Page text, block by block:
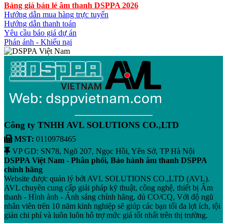
Bảng giá bán lẻ âm thanh DSPPA 2026
Hướng dẫn mua hàng trực tuyến
Hướng dẫn thanh toán
Yêu cầu báo giá dự án
Phán ánh - Khiếu nại
Công ty TNHH AVL SOLUTIONS CO.,LTD
MST: 0110978465
VP GD: SN78, Ngõ 207, Ngọc Hồi, Yên Sở, TP Hà Nội
DSPPA Việt Nam - Phân phối, Bảo hành âm thanh DSPPA
chính hãng
Website được quản lý bởi AVL SOLUTIONS CO.,LTD (AVL).
AVL chuyên cung cấp giải pháp kỹ thuật, công nghệ, thiết bị Âm
thanh - Hình ảnh - Ánh sáng chính hãng, đủ CO/CQ, Với độ ngũ
nhân viên trên 10 năm kinh nghiệp sẽ giúp các bạn tối đa lợi ích, tội
giản chi phí và luôn luôn hỗ trợ mức giá tốt nhất trên thị trường.